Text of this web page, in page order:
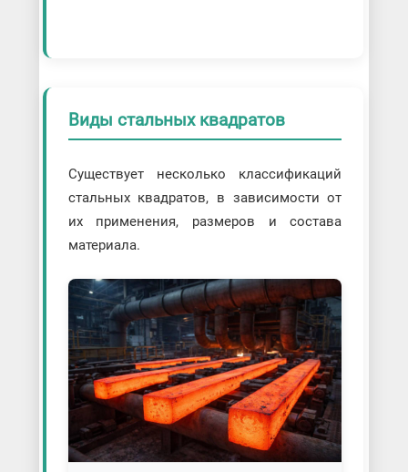
Виды стальных квадратов
Существует несколько классификаций
стальных квадратов, в зависимости от
их применения, размеров и состава
материала.